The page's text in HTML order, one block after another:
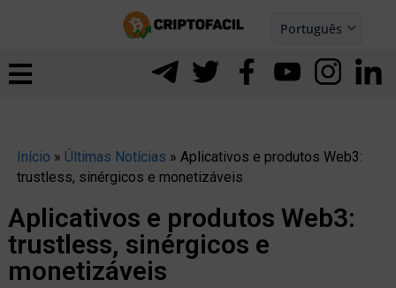
Português
Español
Início » Últimas Notícias » Aplicativos e produtos Web3:
trustless, sinérgicos e monetizáveis
Aplicativos e produtos Web3:
trustless, sinérgicos e
monetizáveis